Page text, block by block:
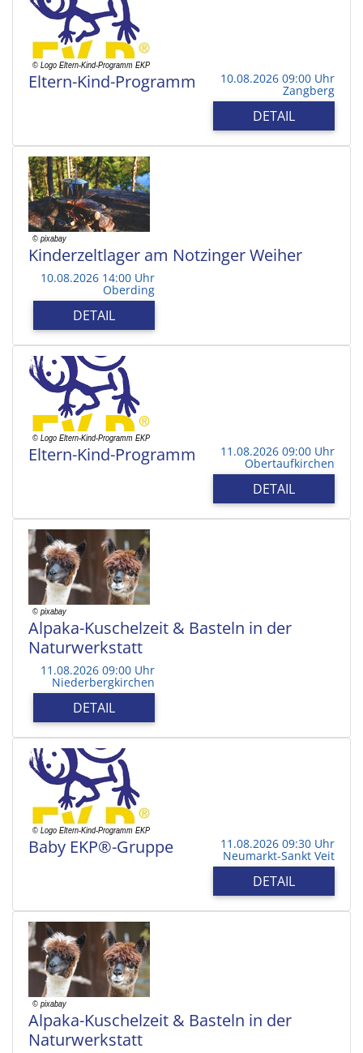
Eltern-Kind-Programm 10.08.2026 09:00 Uhr
Zangberg
DETAIL
Kinderzeltlager am Notzinger Weiher
10.08.2026 14:00 Uhr
Oberding
DETAIL
Eltern-Kind-Programm 11.08.2026 09:00 Uhr
Obertaufkirchen
DETAIL
Alpaka-Kuschelzeit & Basteln in der
Naturwerkstatt
11.08.2026 09:00 Uhr
Niederbergkirchen
DETAIL
Baby EKP®-Gruppe 11.08.2026 09:30 Uhr
Neumarkt-Sankt Veit
DETAIL
Alpaka-Kuschelzeit & Basteln in der
Naturwerkstatt